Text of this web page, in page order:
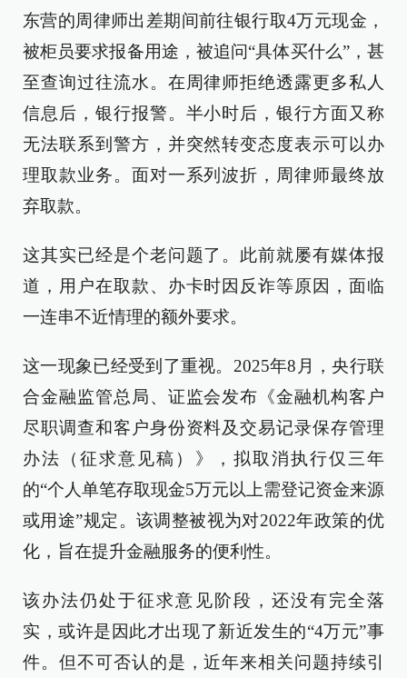
东营的周律师出差期间前往银行取4万元现金，
被柜员要求报备用途，被追问“具体买什么”，甚
至查询过往流水。在周律师拒绝透露更多私人
信息后，银行报警。半小时后，银行方面又称
无法联系到警方，并突然转变态度表示可以办
理取款业务。面对一系列波折，周律师最终放
弃取款。
这其实已经是个老问题了。此前就屡有媒体报
道，用户在取款、办卡时因反诈等原因，面临
一连串不近情理的额外要求。
这一现象已经受到了重视。2025年8月，央行联
合金融监管总局、证监会发布《金融机构客户
尽职调查和客户身份资料及交易记录保存管理
办法（征求意见稿）》，拟取消执行仅三年
的“个人单笔存取现金5万元以上需登记资金来源
或用途”规定。该调整被视为对2022年政策的优
化，旨在提升金融服务的便利性。
该办法仍处于征求意见阶段，还没有完全落
实，或许是因此才出现了新近发生的“4万元”事
件。但不可否认的是，近年来相关问题持续引